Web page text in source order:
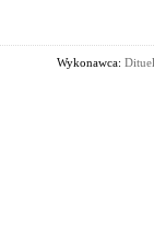
Wykonawca: